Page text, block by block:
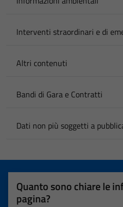
Interventi straordinari e di
Altri contenuti
Bandi di Gara e Contratti
Dati non più soggetti a
Quanto sono chiare le
pagina?